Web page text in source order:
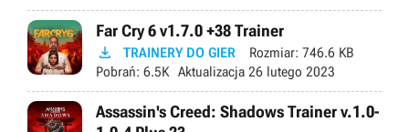
Far Cry 6 v1.7.0 +38 Trainer
 TRAINERY DO GIER Rozmiar: 746.6 KB
Pobrań: 6.5K Aktualizacja 26 lutego 2023
Assassin's Creed: Shadows Trainer v.1.0-